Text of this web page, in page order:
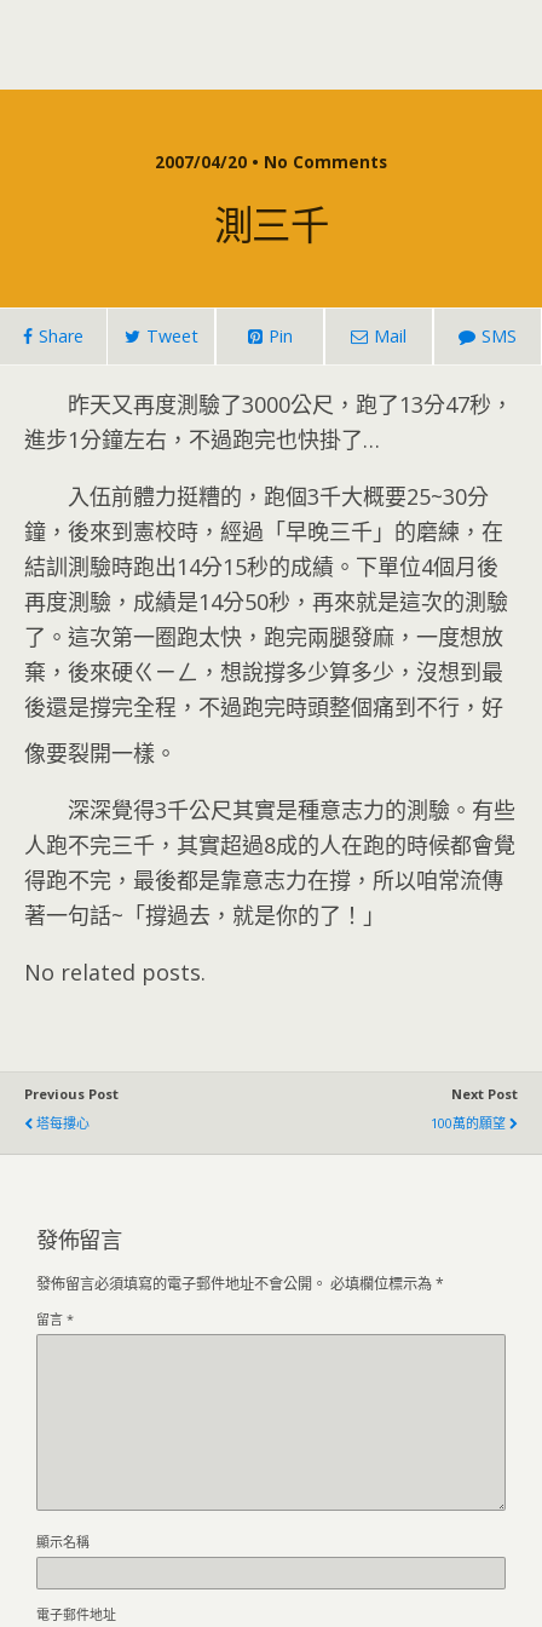
2007/04/20 • No Comments
測三千
Share Tweet Pin Mail SMS
昨天又再度測驗了3000公尺，跑了13分47秒，
進步1分鐘左右，不過跑完也快掛了…
入伍前體力挺糟的，跑個3千大概要25~30分
鐘，後來到憲校時，經過「早晚三千」的磨練，在
結訓測驗時跑出14分15秒的成績。下單位4個月後
再度測驗，成績是14分50秒，再來就是這次的測驗
了。這次第一圈跑太快，跑完兩腿發麻，一度想放
棄，後來硬ㄍㄧㄥ，想說撐多少算多少，沒想到最
後還是撐完全程，不過跑完時頭整個痛到不行，好
像要裂開一樣。
深深覺得3千公尺其實是種意志力的測驗。有些
人跑不完三千，其實超過8成的人在跑的時候都會覺
得跑不完，最後都是靠意志力在撐，所以咱常流傳
著一句話~「撐過去，就是你的了！」
No related posts.
Previous Post
塔每摟心
Next Post
100萬的願望
發佈留言
發佈留言必須填寫的電子郵件地址不會公開。 必填欄位標示為*
留言 *
顯示名稱
電子郵件地址